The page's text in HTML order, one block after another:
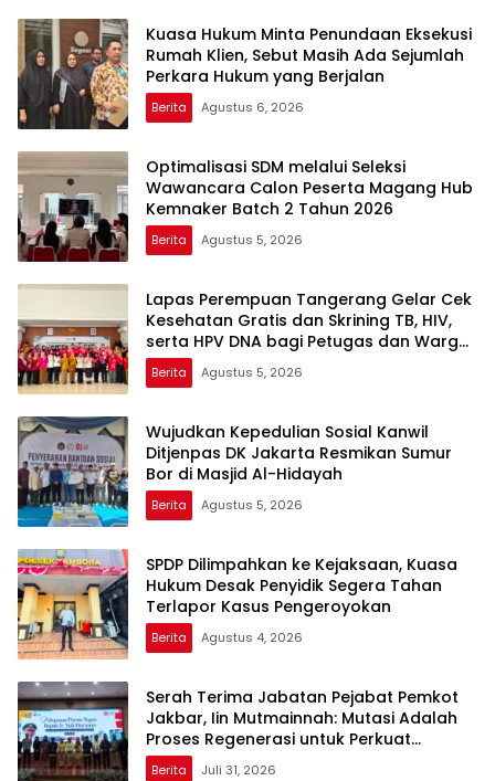
Kuasa Hukum Minta Penundaan Eksekusi
Rumah Klien, Sebut Masih Ada Sejumlah
Perkara Hukum yang Berjalan
Berita Agustus 6, 2026
Optimalisasi SDM melalui Seleksi
Wawancara Calon Peserta Magang Hub
Kemnaker Batch 2 Tahun 2026
Berita Agustus 5, 2026
Lapas Perempuan Tangerang Gelar Cek
Kesehatan Gratis dan Skrining TB, HIV,
serta HPV DNA bagi Petugas dan Warga
Binaan
Berita Agustus 5, 2026
Wujudkan Kepedulian Sosial Kanwil
Ditjenpas DK Jakarta Resmikan Sumur
Bor di Masjid Al-Hidayah
Berita Agustus 5, 2026
SPDP Dilimpahkan ke Kejaksaan, Kuasa
Hukum Desak Penyidik Segera Tahan
Terlapor Kasus Pengeroyokan
Berita Agustus 4, 2026
Serah Terima Jabatan Pejabat Pemkot
Jakbar, Iin Mutmainnah: Mutasi Adalah
Proses Regenerasi untuk Perkuat
Pelayanan Publik
Berita Juli 31, 2026